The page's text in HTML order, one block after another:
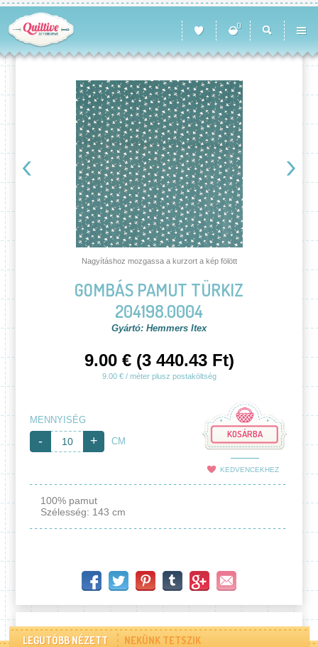
0
Nagyításhoz mozgassa a kurzort a kép fölött
GOMBÁS PAMUT TÜRKIZ
204198.0004
Gyártó: Hemmers Itex
9.00 € (3 440.43 Ft)
9.00 € / méter plusz postaköltség
MENNYISÉG
+
- CM
KOSÁRBA
KEDVENCEKHEZ
100% pamut
Szélesség: 143 cm
LEGUTÓBB NÉZETT NEKÜNK TETSZIK